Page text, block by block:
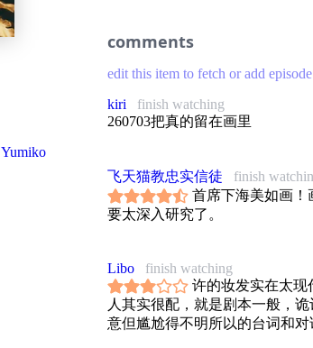
Yumiko
comments
edit this item to fetch or add
kiri
finish watching
260703把真的留在画里
飞天猫教忠实信徒
finish
首席下海美如画！
要太深入研究了。
Libo
finish watching
许的妆发实在太现
人其实很配，就是剧本一般，
意但尴尬得不明所以的台词和对